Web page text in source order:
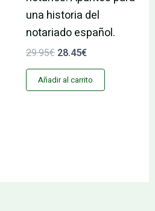
una historia del
notariado español.
29.95€ 28.45€
Añadir al carrito